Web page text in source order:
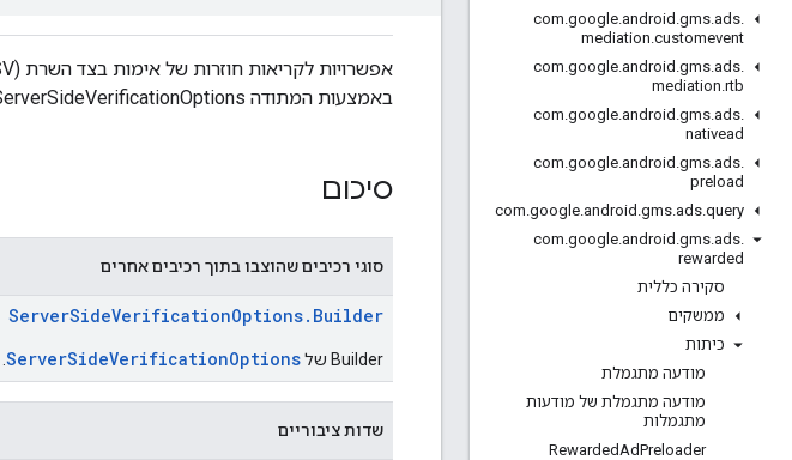
com.google.android .gms.ads.
mediation.customevent
com.google.android .gms.ads.
mediation.rtb
com.google.android .gms.ads.
nativead
com.google.android .gms.ads.
preload
com.google.android .gms.ads.query
com.google.android .gms.ads.
rewarded
סקירה כללית
ממשקים
כיתות
מודעה מתגמלת
מודעה מתגמלת של מודעות
מתגמלות
RewardedAdPreloader
אפשרויות לקריאות חוזרות של אימות בצד השרת (SSV) ב-
באמצעות המתודה setServerSideVerificationOptions
סיכום
סוגי רכיבים שהוצבו בתוך רכיבים אחרים
ServerSideVerificationOptions.Builder
‫Builder של ServerSideVerificationOptions
שדות ציבוריים